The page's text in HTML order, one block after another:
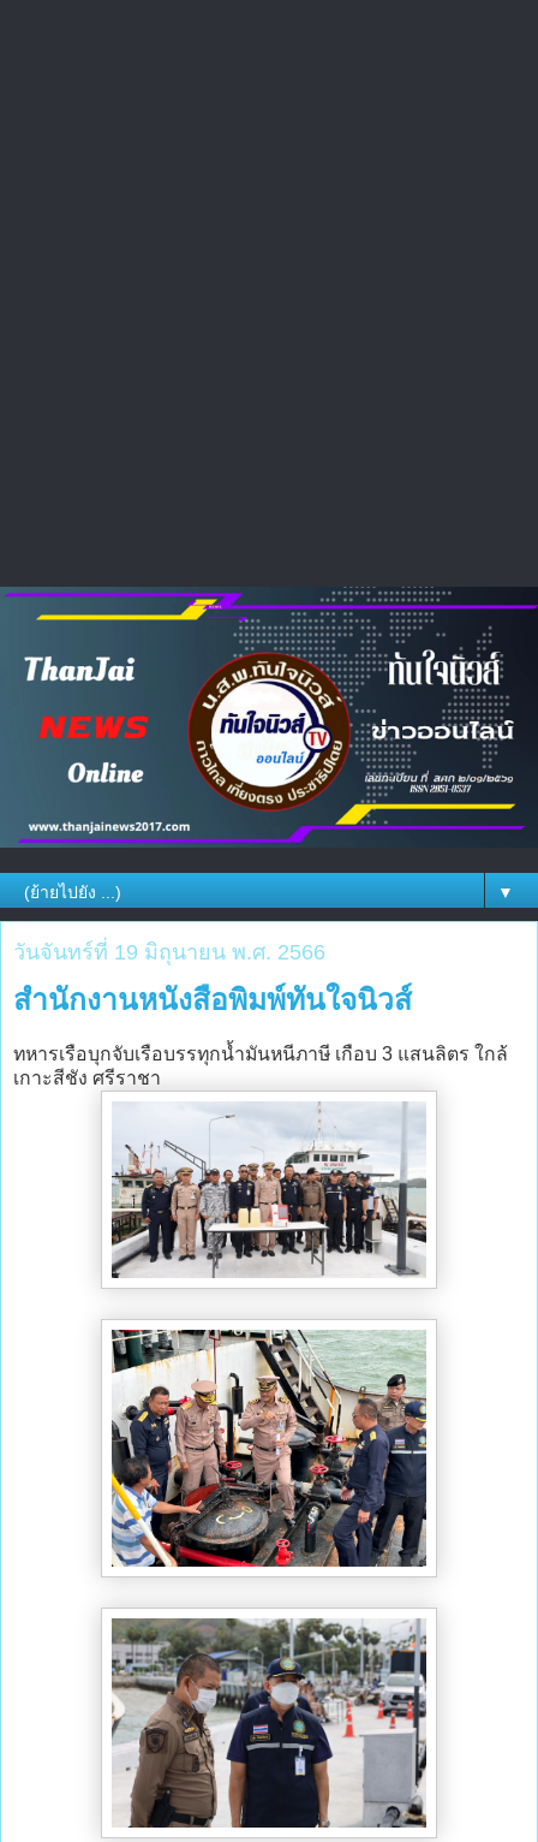
▼
วันจันทร์ที่ 19 มิถุนายน พ.ศ. 2566
สำนักงานหนังสือพิมพ์ทันใจนิวส์
ทหารเรือบุกจับเรือบรรทุกน้ำมันหนีภาษี เกือบ 3 แสนลิตร ใกล้
เกาะสีชัง ศรีราชา